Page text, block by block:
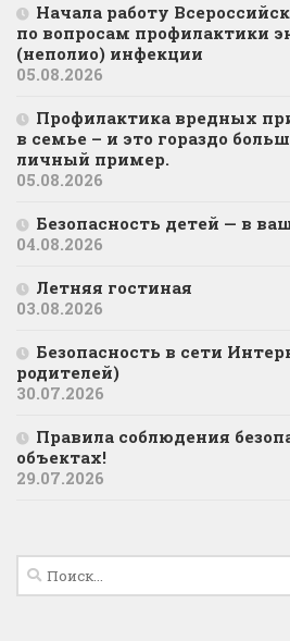
Начала работу
по вопросам профилактики
(неполио) инфекции
05.08.2026
Профилактика вредных
в семье – и это гораздо
личный пример.
05.08.2026
Безопасность детей — в
04.08.2026
Летняя гостиная
03.08.2026
Безопасность в сети
родителей)
30.07.2026
Правила соблюдения
объектах!
29.07.2026
Найти: